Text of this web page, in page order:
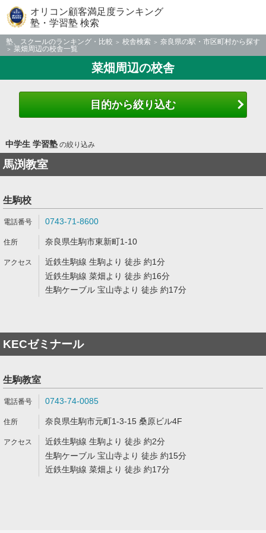
オリコン顧客満足度ランキング
塾・学習塾 検索
塾、スクールのランキング・比較 校舎検索
奈良県の駅・市区町村から探す
菜畑周辺の校舎一覧
菜畑周辺の校舎
目的から絞り込む
中学生 学習塾の絞り込み
馬渕教室
生駒校
0743-71-8600
奈良県生駒市東新町1-10
近鉄生駒線 生駒より 徒歩 約1分
近鉄生駒線 菜畑より 徒歩 約16分
生駒ケーブル 宝山寺より 徒歩 約17分
KECゼミナール
生駒教室
0743-74-0085
奈良県生駒市元町1-3-15 桑原ビル4F
近鉄生駒線 生駒より 徒歩 約2分
生駒ケーブル 宝山寺より 徒歩 約15分
近鉄生駒線 菜畑より 徒歩 約17分